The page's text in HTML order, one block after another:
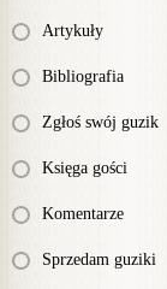
Artykuły
Bibliografia
Zgłoś swój guzik
Księga gości
Komentarze
Sprzedam guziki